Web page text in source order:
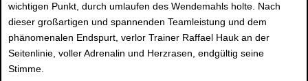
wichtigen Punkt, durch umlaufen des Wendemahls holte. Nach
dieser großartigen und spannenden Teamleistung und dem
phänomenalen Endspurt, verlor Trainer Raffael Hauk an der
Seitenlinie, voller Adrenalin und Herzrasen, endgültig seine
Stimme.